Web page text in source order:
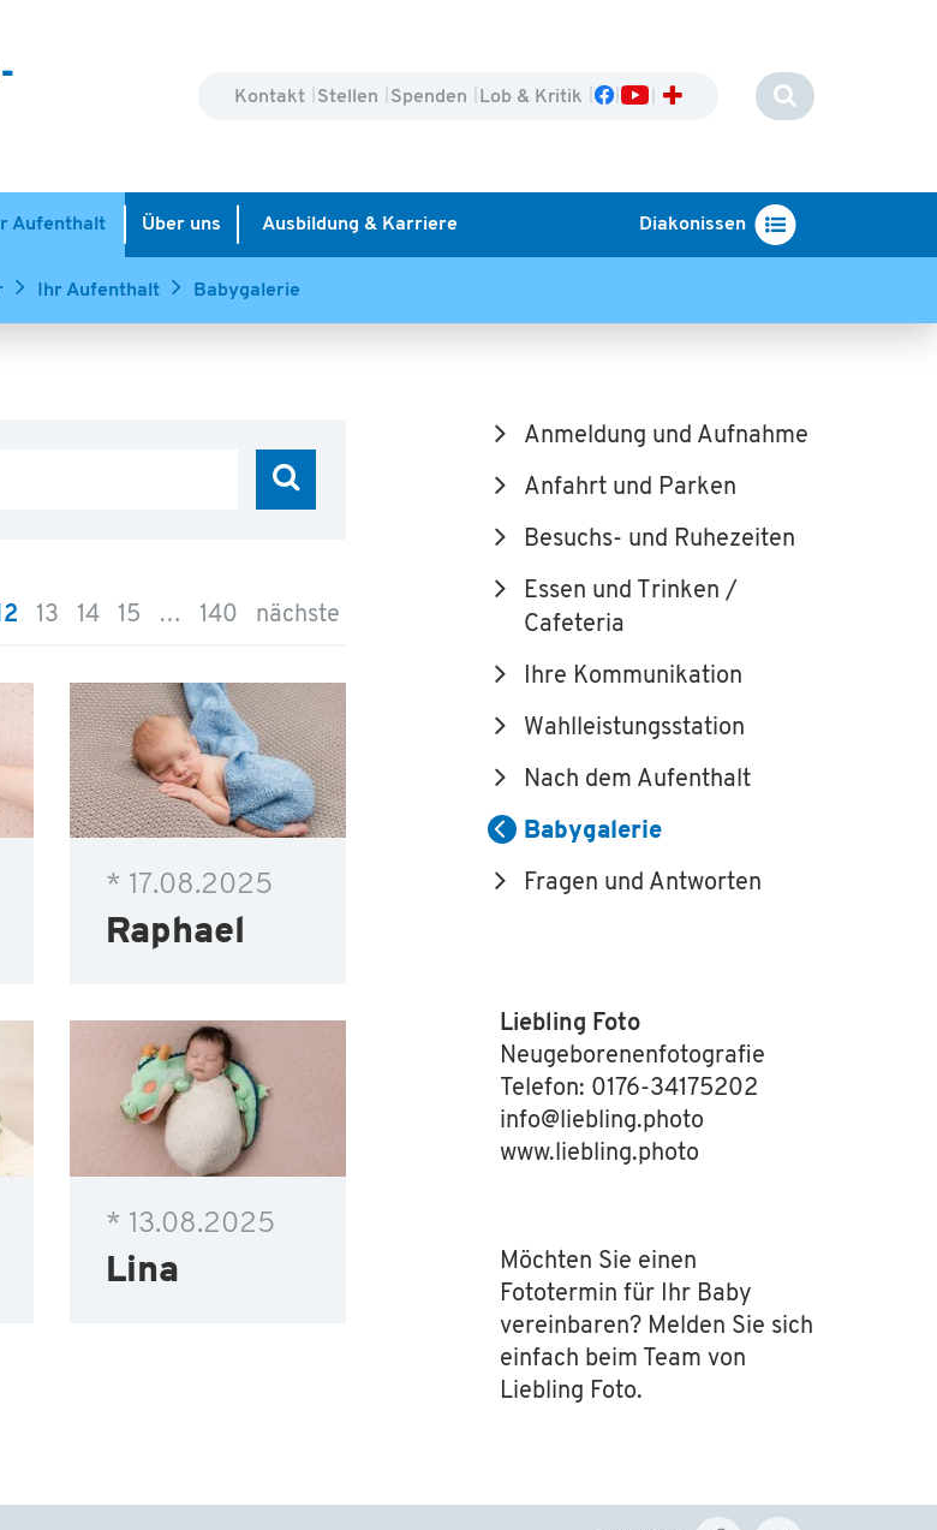
Kontakt Stellen Spenden Lob & Kritik
Aufenthalt Über uns Ausbildung & Karriere Diakonissen
Ihr Aufenthalt Babygalerie
13 14 15 … 140 nächste
* 17.08.2025
Raphael
* 13.08.2025
Lina
Anmeldung und Aufnahme
Anfahrt und Parken
Besuchs- und Ruhezeiten
Essen und Trinken /
Cafeteria
Ihre Kommunikation
Wahlleistungsstation
Nach dem Aufenthalt
Babygalerie
Fragen und Antworten
Liebling Foto
Neugeborenenfotografie
Telefon: 0176-34175202
info@liebling.photo
www.liebling.photo
Möchten Sie einen
Fototermin für Ihr Baby
vereinbaren? Melden Sie sich
einfach beim Team von
Liebling Foto.